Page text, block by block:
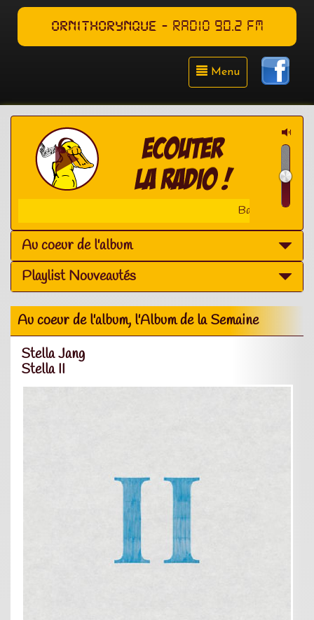
ORNITHORYNQUE - RADIO 90.2 FM
Menu
Barbara Pravi - l'homme et
Au coeur de l'album
Playlist Nouveautés
Au coeur de l'album, l'Album de la Semaine
Stella Jang
Stella II